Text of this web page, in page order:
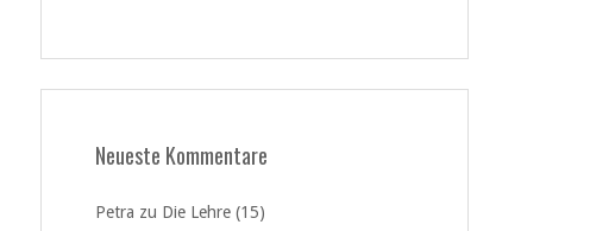
Neueste Kommentare
Petra zu Die Lehre (15)